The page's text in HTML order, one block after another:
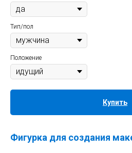
Тип/пол
Положение
Купить
Фигурка для создания